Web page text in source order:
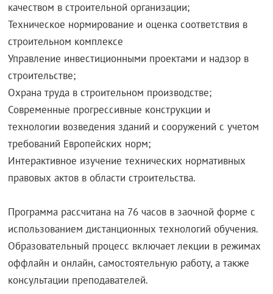
качеством в строительной организации;
Техническое нормирование и оценка соответствия в
строительном комплексе
Управление инвестиционными проектами и надзор в
строительстве;
Охрана труда в строительном производстве;
Современные прогрессивные конструкции и
технологии возведения зданий и сооружений с учетом
требований Европейских норм;
Интерактивное изучение технических нормативных
правовых актов в области строительства.
Программа рассчитана на 76 часов в заочной форме с
использованием дистанционных технологий обучения.
Образовательный процесс включает лекции в режимах
оффлайн и онлайн, самостоятельную работу, а также
консультации преподавателей.